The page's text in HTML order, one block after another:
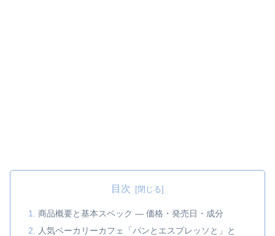
目次
商品概要と基本スペック — 価格・発売日・成分
人気ベーカリーカフェ「パンとエスプレッソと」と